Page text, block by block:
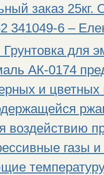
заказ 25кг.
341049-6 –
для
АК-0174
и
воздействию
газы